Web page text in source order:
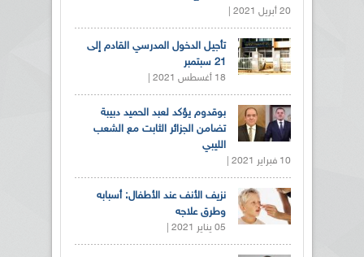
20 أبريل 2021 |
تأجيل الدخول المدرسي القادم إلى
21 سبتمبر
18 أغسطس 2021 |
بوقدوم يؤكد لعبد الحميد دبيبة
تضامن الجزائر الثابت مع الشعب
الليبي
10 فبراير 2021 |
نزيف الأنف عند الأطفال: أسبابه
وطرق علاجه
05 يناير 2021 |